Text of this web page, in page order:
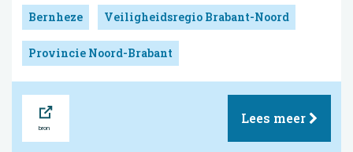
Bernheze Veiligheidsregio Brabant-Noord
Provincie Noord-Brabant
Lees meer